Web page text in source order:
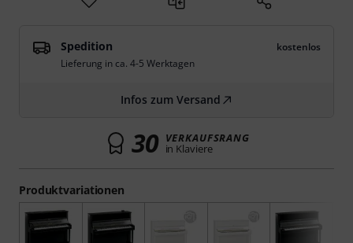
Produktvariationen
Spedition
kostenlos
Lieferung in ca. 4-5 Werktagen
Infos zum Versand
30 VERKAUFSRANG
in Klaviere